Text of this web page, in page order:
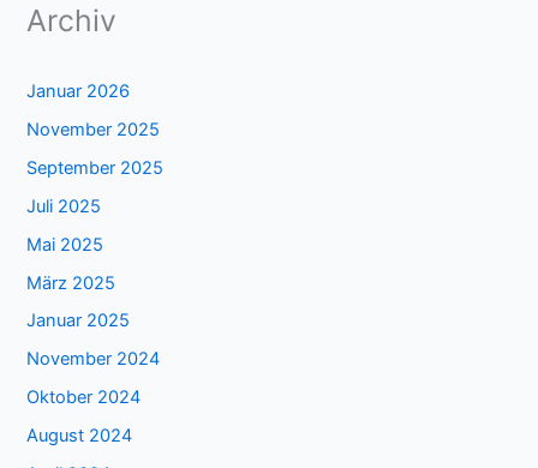
Archiv
Januar 2026
November 2025
September 2025
Juli 2025
Mai 2025
März 2025
Januar 2025
November 2024
Oktober 2024
August 2024